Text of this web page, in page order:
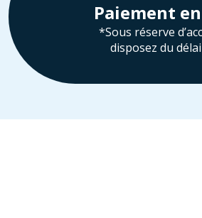
Paiement
*Sous réserve
disposez du